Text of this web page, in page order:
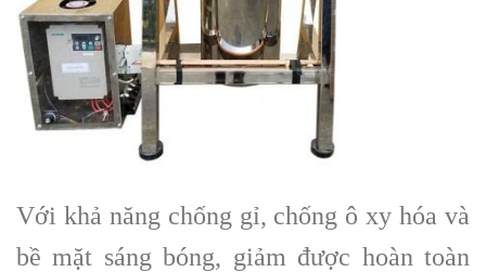
Với khả năng chống gỉ, chống ô xy hóa và
bề mặt sáng bóng, giảm được hoàn toàn